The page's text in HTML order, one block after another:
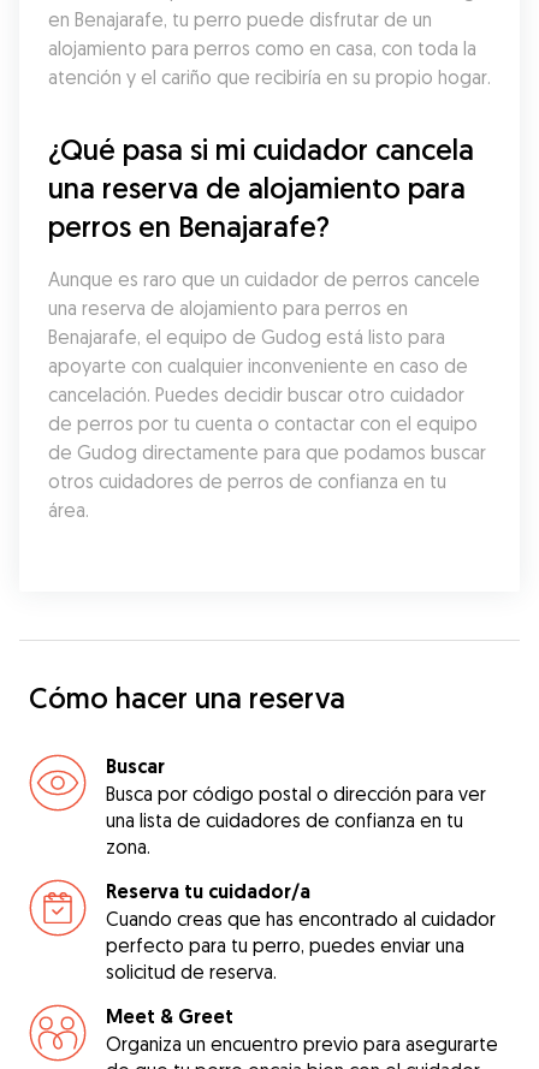
en Benajarafe, tu perro puede disfrutar de un
alojamiento para perros como en casa, con toda la
atención y el cariño que recibiría en su propio hogar.
¿Qué pasa si mi cuidador cancela
una reserva de alojamiento para
perros en Benajarafe?
Aunque es raro que un cuidador de perros cancele
una reserva de alojamiento para perros en
Benajarafe, el equipo de Gudog está listo para
apoyarte con cualquier inconveniente en caso de
cancelación. Puedes decidir buscar otro cuidador
de perros por tu cuenta o contactar con el equipo
de Gudog directamente para que podamos buscar
otros cuidadores de perros de confianza en tu
área.
Cómo hacer una reserva
Buscar
Busca por código postal o dirección para ver
una lista de cuidadores de confianza en tu
zona.
Reserva tu cuidador/a
Cuando creas que has encontrado al cuidador
perfecto para tu perro, puedes enviar una
solicitud de reserva.
Meet & Greet
Organiza un encuentro previo para asegurarte